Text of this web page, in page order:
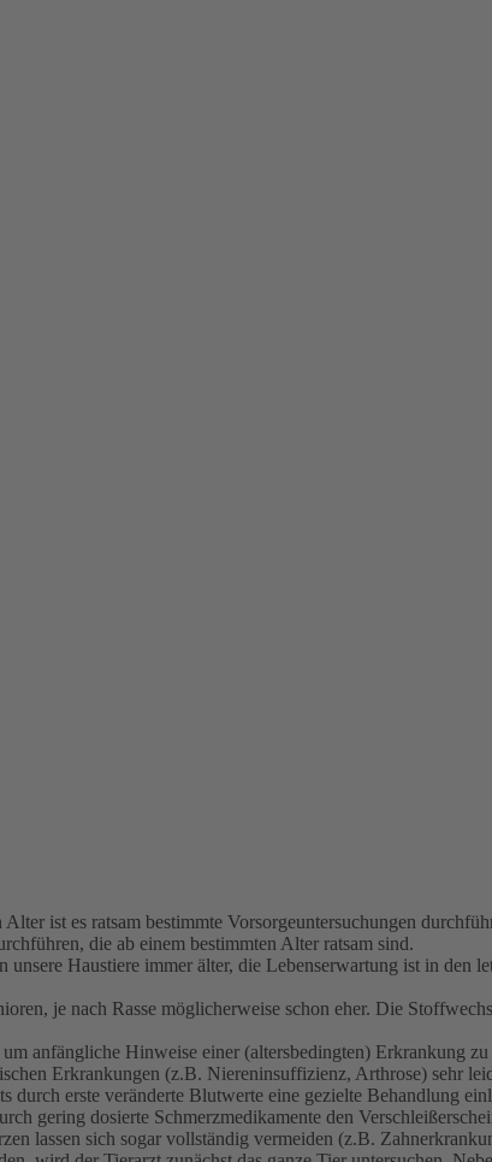
ist es ratsam bestimmte Vorsorgeuntersuchungen
die ab einem bestimmten Alter ratsam sind.
Haustiere immer älter, die Lebenserwartung ist in den
je nach Rasse möglicherweise schon eher. Die
anfängliche Hinweise einer (altersbedingten) Erkrankung
Erkrankungen (z.B. Niereninsuffizienz, Arthrose) sehr
durch erste veränderte Blutwerte eine gezielte Behandlung
gering dosierte Schmerzmedikamente den
lassen sich sogar vollständig vermeiden (z.B.